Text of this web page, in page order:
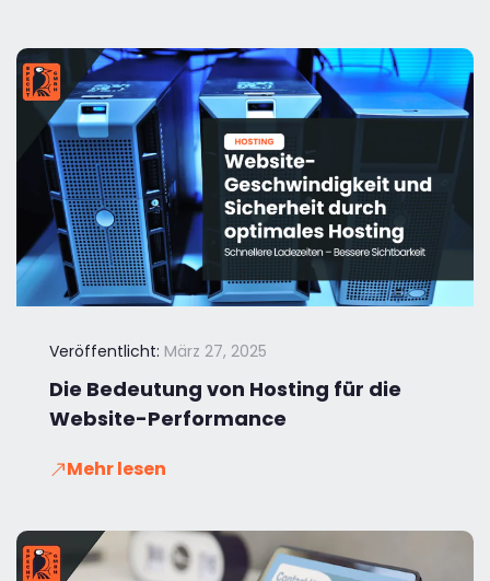
Veröffentlicht: März 27, 2025
Die Bedeutung von Hosting für die
Website-Performance
Mehr lesen